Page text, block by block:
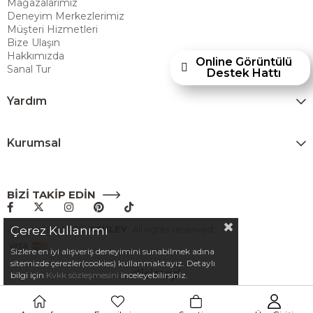
alışveriş deneyimi sunmak ve bu konforu her eve taşımak amacıyla
Türkiye’de faaliyet göstermektedir."
Mağazalarımız
Deneyim Merkezlerimiz
Müşteri Hizmetleri
Bize Ulaşın
Hakkımızda
Sanal Tur
Yardım
Kurumsal
BİZİ TAKİP EDİN
Copyright© 2025 ASHLEY
Online Görüntülü
Destek Hattı
Çerez Kullanımı
Sizlere en iyi alışveriş deneyimini sunabilmek adına
sitemizde çerezler(cookies) kullanmaktayız. Detaylı
bilgi için Kvkk sözleşmesini inceleyebilirsiniz.